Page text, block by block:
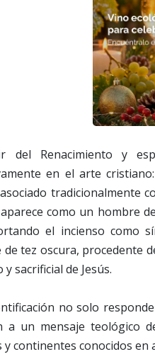
del Renacimiento y
en el arte
tradicionalmente
como un hombre
el incienso como
de tez oscura, procedente
y sacrificial de Jesús.
no solo
a un mensaje teológico
y continentes conocidos en